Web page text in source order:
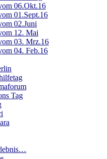
06.Okt.16
01.Sept.16
02.Juni
12. Mai
03. Mrz.16
04. Feb.16
Tag